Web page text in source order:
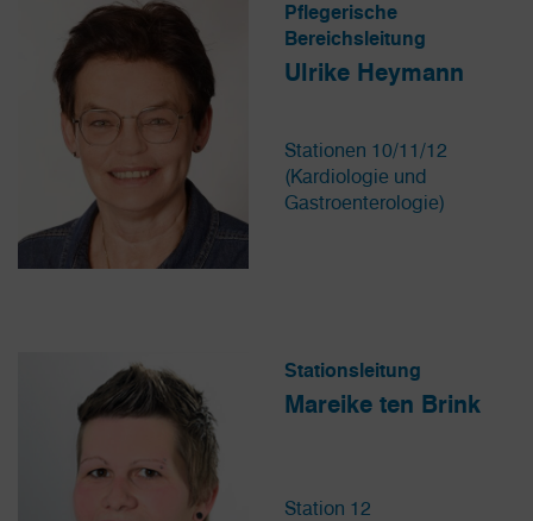
Pflegerische
Bereichsleitung
Ulrike Heymann
Stationen 10/11/12
(Kardiologie und
Gastroenterologie)
Stationsleitung
Mareike ten Brink
Station 12